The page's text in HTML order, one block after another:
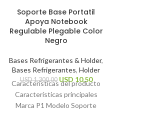
Soporte Base Portatil
Apoya Notebook
Regulable Plegable Color
Negro
Bases Refrigerantes & Holder,
Bases Refrigerantes, Holder
USD1.300,00 USD 10,50
Características del producto
Características principales
Marca P1 Modelo Soporte